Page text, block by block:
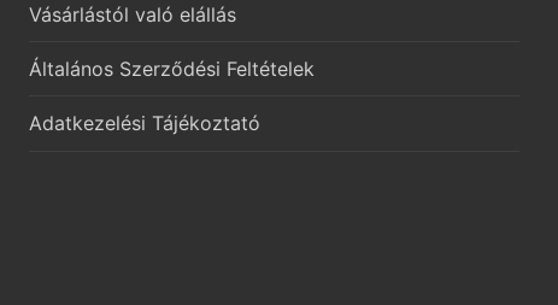
Vásárlástól való elállás
Általános Szerződési Feltételek
Adatkezelési Tájékoztató